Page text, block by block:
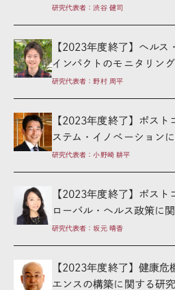
研究代表者：渋谷 健司
【2023年度終了】ヘル
インパクトのモニタリン
研究代表者：野村 周平
【2023年度終了】ポスト
ステム・イノベーション
研究代表者：小野崎 耕平
【2023年度終了】ポス
ローバル・ヘルス政策に
研究代表者：坂元 晴香
【2023年度終了】健康危
エンスの構築に関する研究